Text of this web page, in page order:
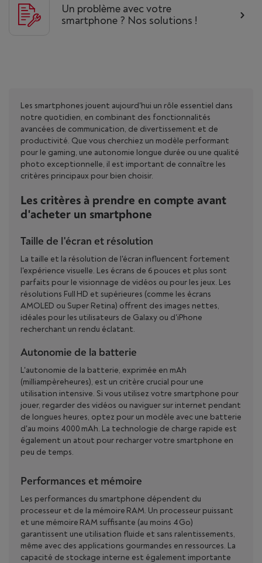
Un problème avec votre
smartphone ? Nos solutions !
Les smartphones jouent aujourd'hui un rôle essentiel dans
notre quotidien, en combinant des fonctionnalités
avancées de communication, de divertissement et de
productivité. Que vous cherchiez un modèle performant
pour le gaming, une autonomie longue durée ou une qualité
photo exceptionnelle, il est important de connaître les
critères principaux pour bien choisir.
Les critères à prendre en compte avant
d'acheter un smartphone
Taille de l'écran et résolution
La taille et la résolution de l'écran influencent fortement
l'expérience visuelle. Les écrans de 6 pouces et plus sont
parfaits pour le visionnage de vidéos ou pour les jeux. Les
résolutions Full HD et supérieures (comme les écrans
AMOLED ou Super Retina) offrent des images nettes,
idéales pour les utilisateurs de Galaxy ou d'iPhone
recherchant un rendu éclatant.
Autonomie de la batterie
L'autonomie de la batterie, exprimée en mAh
(milliampèreheures), est un critère crucial pour une
utilisation intensive. Si vous utilisez votre smartphone pour
jouer, regarder des vidéos ou naviguer sur internet pendant
de longues heures, optez pour un modèle avec une batterie
d'au moins 4000 mAh. La technologie de charge rapide est
également un atout pour recharger votre smartphone en
peu de temps.
Performances et mémoire
Les performances du smartphone dépendent du
processeur et de la mémoire RAM. Un processeur puissant
et une mémoire RAM suffisante (au moins 4 Go)
garantissent une utilisation fluide et sans ralentissements,
même avec des applications gourmandes en ressources. La
capacité de stockage interne est également importante